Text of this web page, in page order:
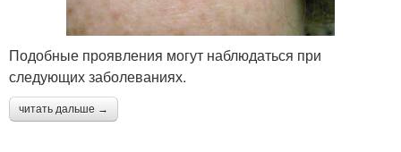
Подобные проявления могут наблюдаться при
следующих заболеваниях.
читать дальше →